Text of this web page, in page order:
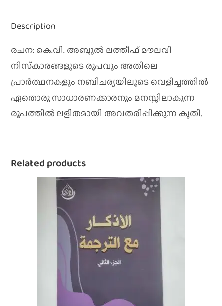
Description
രചന: കെ.വി. അബ്ദുൽ ലത്തീഫ് മൗലവി
നിസ്‌കാരങ്ങളുടെ രൂപവും അതിലെ
പ്രാര്‍ത്ഥനകളും നബിചര്യയിലൂടെ വെളിച്ചത്തില്‍
ഏതൊരു സാധാരണക്കാരനും മനസ്സിലാകുന്ന
രൂപത്തില്‍ ലളിതമായി അവതരിപ്പിക്കുന്ന കൃതി.
Related products